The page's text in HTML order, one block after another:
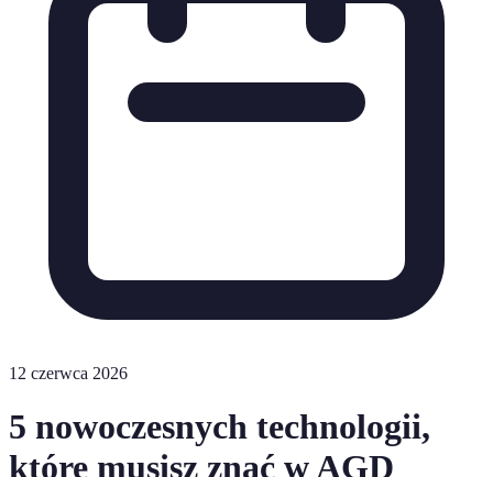
12 czerwca 2026
5 nowoczesnych technologii,
które musisz znać w AGD